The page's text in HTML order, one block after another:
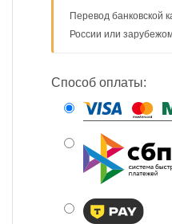
Перевод банковской
России или
Способ оплаты: